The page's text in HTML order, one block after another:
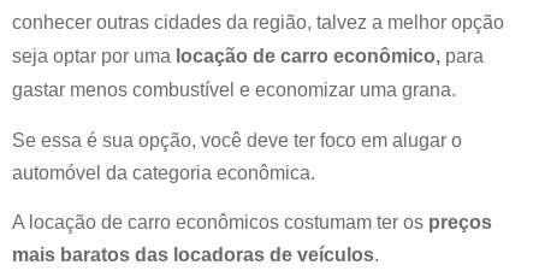
conhecer outras cidades da região, talvez a melhor opção
seja optar por uma locação de carro econômico, para
gastar menos combustível e economizar uma grana.
Se essa é sua opção, você deve ter foco em alugar o
automóvel da categoria econômica.
A locação de carro econômicos costumam ter os preços
mais baratos das locadoras de veículos.